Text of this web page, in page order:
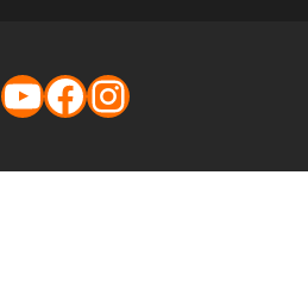
YouTube
Facebook
Instagram